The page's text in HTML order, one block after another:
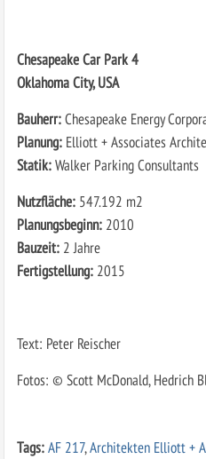
Chesapeake Car Park 4
Oklahoma City, USA
Bauherr:Chesapeake Energy
Planung:Elliott + Associates
Statik:Walker Parking Consultants
Nutzfläche:547.192 m2
Planungsbeginn:2010
Bauzeit:2 Jahre
Fertigstellung:2015
Text: Peter Reischer
Fotos: © Scott McDonald, Hedrich
Tags:AF 217,Architekten Elliott +